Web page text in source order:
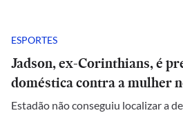
ESPORTES
Jadson, ex-Corinthians, é
doméstica contra a mulher
Estadão não conseguiu localizar a